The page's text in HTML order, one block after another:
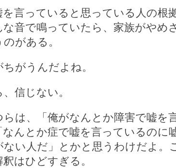
言っていると思っている人の根
な音で鳴っていたら、家族がやめ
がある。
ちがうんだよね。
信じない。
らは、「俺がなんとか障害で嘘を
なんとか症で嘘を言っているのに
ない人だ」とかと思うわけだよ。
はひどすぎる。